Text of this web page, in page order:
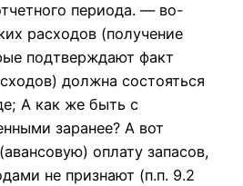
периода. — во-
расходов (получение
подтверждают факт
должна состояться
А как же быть с
заранее? А вот
оплату запасов,
не признают (п.п. 9.2